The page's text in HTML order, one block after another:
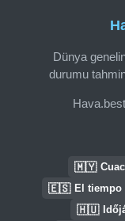
Dünya
durumu
🇲🇾
🇪🇸 El tiempo
🇭🇺